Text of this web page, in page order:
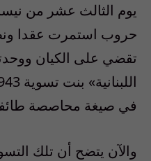
حروب استمرت عقدا
تقضي على الكيان
في صيغة محاصصة طائفية
والآن يتضح أن تلك